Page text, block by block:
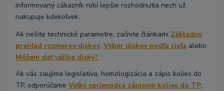
informovaný zákazník robí lepšie rozhodnutia nech už
nakupuje kdekoľvek.
Ak riešite technické parametre, začnite článkami Základný
prehľad rozmerov diskov,Výber diskov podľa cieľa alebo
Môžem dať väčšie disky?.
Ak vás zaujíma legislatíva, homologizácia a zápis kolies do
TP, odporúčameVeľký sprievodca zápisom kolies do TP,